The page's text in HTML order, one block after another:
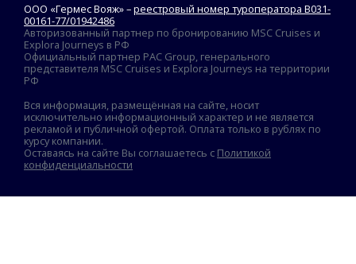
ООО «Гермес Вояж» –реестровый номер туроператора В031-
00161-77/01942486
Авторизованный партнер по бронированию MSC Cruises и
Explora Journeys в РФ
Официальный партнер PAC Group, генерального
представителя MSC Cruises и Explora Journeys на территории
РФ
Вся информация, размещённая на сайте, носит
исключительно информационный характер и не является
рекламой и публичной офертой. Оплата только в рублях по
курсу компании.
Оставаясь на сайте Вы соглашаетесь с Политикой
конфиденциальности